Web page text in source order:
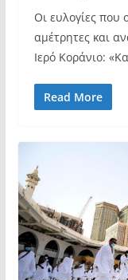
Οι ευλογίες που
αμέτρητες και
Ιερό Κοράνιο:
Read More